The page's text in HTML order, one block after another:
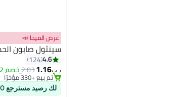
عرض الميجا 📣
سينثول صابون
4.6
124
د.ب‏1.16
2.03خصم 42%
#2 في الصابون
أقل سعر في 30 يوم
تم بيع +330 مؤخرًا
#2 في الصابون
لك رصيد مسترجع 10%